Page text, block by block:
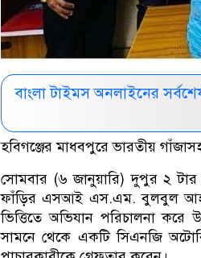
বাংলা টাইমস অনলাইনের
হবিগঞ্জের মাধবপুরে ভারতীয়
সোমবার (৬ জানুয়ারি) দুপুর ২ টার
ফাঁড়ির এসআই এস.এম. বুলবুল
ভিত্তিতে অভিযান পরিচালনা
সামনে থেকে একটি সিএনজি